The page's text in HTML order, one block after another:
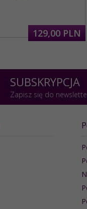
129,00 PLN
SUBSKRYPCJA
Zapisz się do